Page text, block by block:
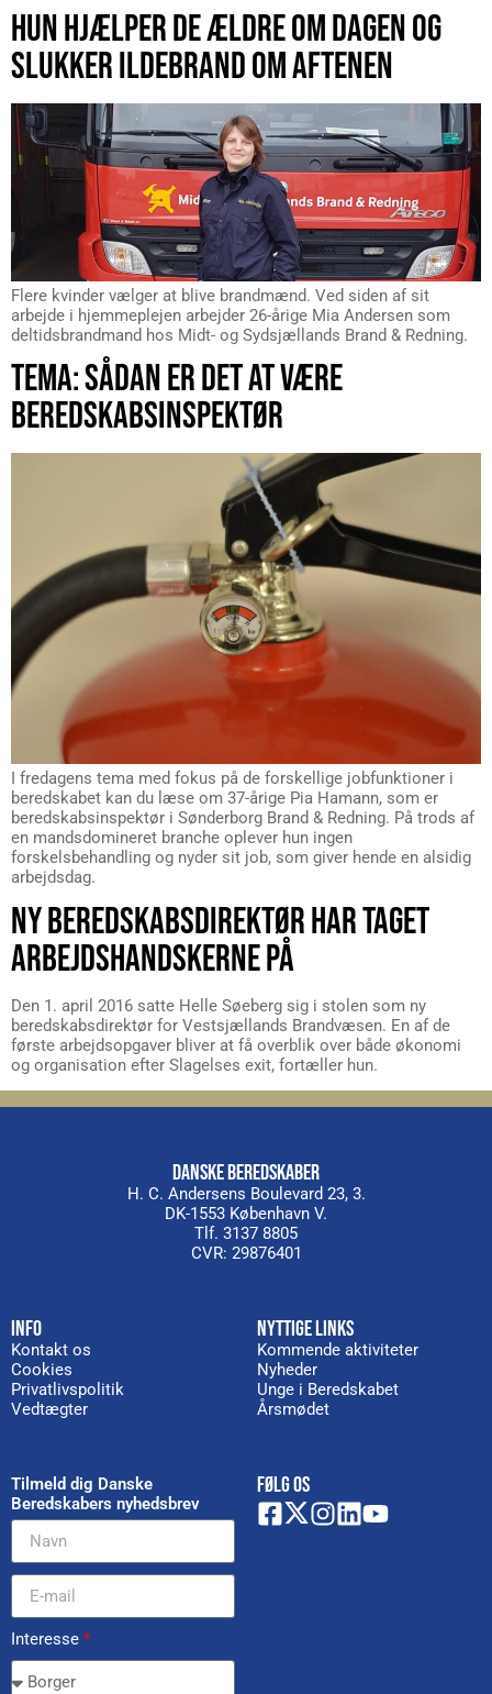
HUN HJÆLPER DE ÆLDRE OM DAGEN OG
SLUKKER ILDEBRAND OM AFTENEN
Flere kvinder vælger at blive brandmænd. Ved siden af sit
arbejde i hjemmeplejen arbejder 26-årige Mia Andersen som
deltidsbrandmand hos Midt- og Sydsjællands Brand & Redning.
TEMA: SÅDAN ER DET AT VÆRE
BEREDSKABSINSPEKTØR
I fredagens tema med fokus på de forskellige jobfunktioner i
beredskabet kan du læse om 37-årige Pia Hamann, som er
beredskabsinspektør i Sønderborg Brand & Redning. På trods af
en mandsdomineret branche oplever hun ingen
forskelsbehandling og nyder sit job, som giver hende en alsidig
arbejdsdag.
NY BEREDSKABSDIREKTØR HAR TAGET
ARBEJDSHANDSKERNE PÅ
Den 1. april 2016 satte Helle Søeberg sig i stolen som ny
beredskabsdirektør for Vestsjællands Brandvæsen. En af de
første arbejdsopgaver bliver at få overblik over både økonomi
og organisation efter Slagelses exit, fortæller hun.
DANSKE BEREDSKABER
H. C. Andersens Boulevard 23, 3.
DK-1553 København V.
Tlf. 3137 8805
CVR: 29876401
INFO
Kontakt os
Cookies
Privatlivspolitik
Vedtægter
NYTTIGE LINKS
Kommende aktiviteter
Nyheder
Unge i Beredskabet
Årsmødet
Tilmeld dig Danske
Beredskabers nyhedsbrev
Interesse *
FØLG OS